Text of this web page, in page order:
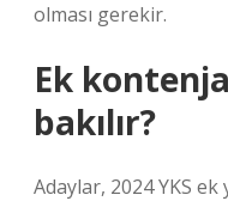
olması gerekir.
Ek
bakılır?
Adaylar, 2024 YKS ek